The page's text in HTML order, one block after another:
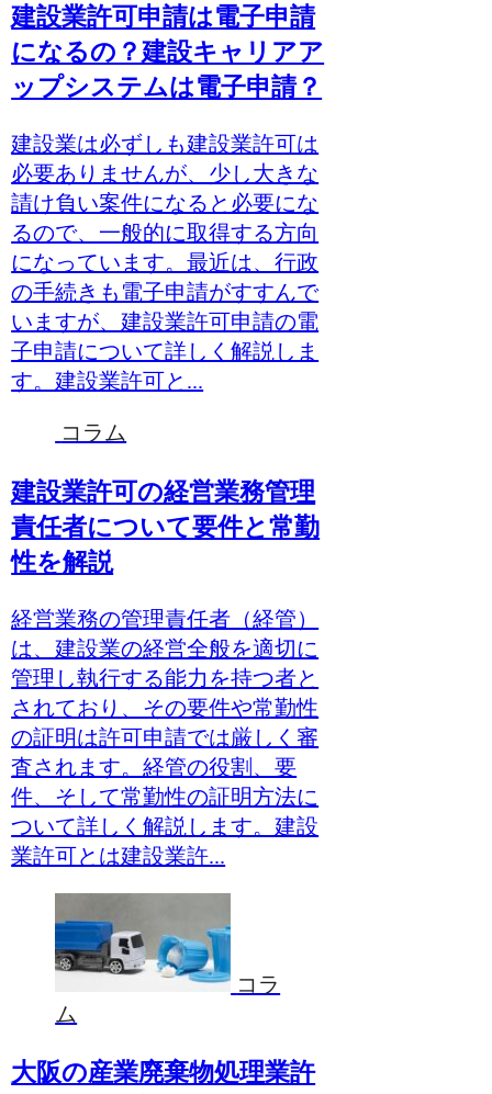
建設業許可申請は電子申請
になるの？建設キャリアア
ップシステムは電子申請？
建設業は必ずしも建設業許可は
必要ありませんが、少し大きな
請け負い案件になると必要にな
るので、一般的に取得する方向
になっています。最近は、行政
の手続きも電子申請がすすんで
いますが、建設業許可申請の電
子申請について詳しく解説しま
す。建設業許可と...
コラム
建設業許可の経営業務管理
責任者について要件と常勤
性を解説
経営業務の管理責任者（経管）
は、建設業の経営全般を適切に
管理し執行する能力を持つ者と
されており、その要件や常勤性
の証明は許可申請では厳しく審
査されます。経管の役割、要
件、そして常勤性の証明方法に
ついて詳しく解説します。建設
業許可とは建設業許...
コラ
ム
大阪の産業廃棄物処理業許